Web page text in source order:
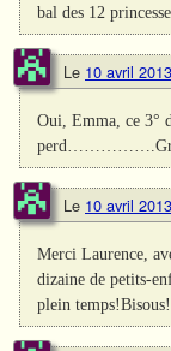
bal des 12
Le 10 avril
Oui, Emma, ce 3°
Le 10 avril
Merci Laurence,
dizaine de petits-
plein temps!Bisous!